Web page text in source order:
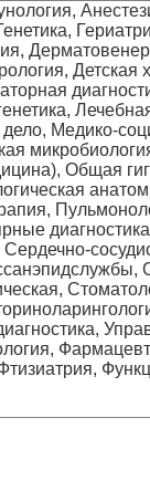
Детская
Медико-
Общая